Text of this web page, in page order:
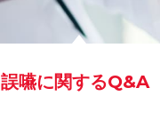
誤嚥に関するQ&A